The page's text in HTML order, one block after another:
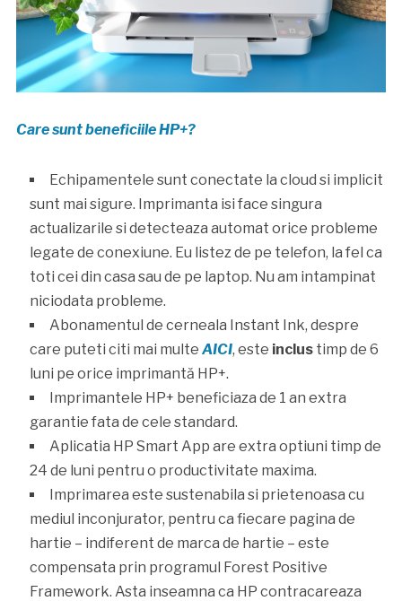
Care sunt beneficiile HP+?
Echipamentele sunt conectate la cloud si implicit
sunt mai sigure. Imprimanta isi face singura
actualizarile si detecteaza automat orice probleme
legate de conexiune. Eu listez de pe telefon, la fel ca
toti cei din casa sau de pe laptop. Nu am intampinat
niciodata probleme.
Abonamentul de cerneala Instant Ink, despre
care puteti citi mai multe AICI, este inclustimp de 6
luni pe orice imprimantă HP+.
Imprimantele HP+ beneficiaza de 1 an extra
garantie fata de cele standard.
Aplicatia HP Smart App are extra optiuni timp de
24 de luni pentru o productivitate maxima.
Imprimarea este sustenabila si prietenoasa cu
mediul inconjurator, pentru ca fiecare pagina de
hartie – indiferent de marca de hartie – este
compensata prin programul Forest Positive
Framework. Asta inseamna ca HP contracareaza